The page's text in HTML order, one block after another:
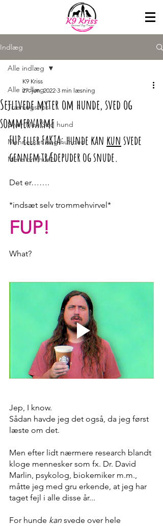
Indlæg
Alle indlæg
Træningstips
Svær Men Sød hund
Mennesket bag hunden
Mere om hund
Alle indlæg
Sejlivede myter om hunde, sved og
sommervarme
K9 Kriss
27. jun. 2022 3 min læsning
FUP eller FAKTA: hunde kan kun svede
gennem trædepuder og snude.
Det er…….
*indsæt selv trommehvirvel*
FUP!
What?
Jep, I know.
Sådan havde jeg det også, da jeg først
læste om det.
Men efter lidt nærmere research blandt
kloge mennesker som fx. Dr. David
Marlin, psykolog, biokemiker m.m.,
måtte jeg med gru erkende, at jeg har
taget fejl i alle disse år...
For hunde kan svede over hele